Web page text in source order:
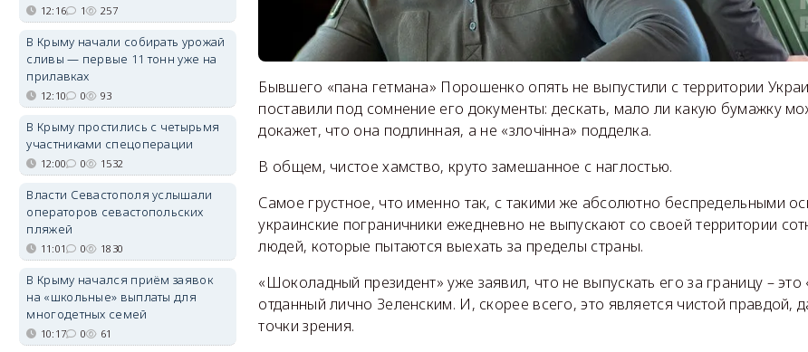
Бывшего «пана гетмана» Порошенко опять не выпустили с территории
поставили под сомнение его документы: дескать, мало ли какую бумажку
докажет, что она подлинная, а не «злочiнна» подделка.
В общем, чистое хамство, круто замешанное с наглостью.
Самое грустное, что именно так, с такими же абсолютно беспредельными
украинские пограничники ежедневно не выпускают со своей территории
людей, которые пытаются выехать за пределы страны.
«Шоколадный президент» уже заявил, что не выпускать его за границу – это
отданный лично Зеленским. И, скорее всего, это является чистой правдой,
точки зрения.
12:16 1 257
В Крыму начали собирать урожай
сливы — первые 11 тонн уже на
прилавках
12:10 0 93
В Крыму простились с четырьмя
участниками спецоперации
12:00 0 1532
Власти Севастополя услышали
операторов севастопольских
пляжей
11:01 0 1830
В Крыму начался приём заявок
на «школьные» выплаты для
многодетных семей
10:17 0 61